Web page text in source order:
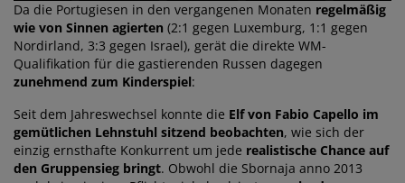
Da die Portugiesen in den vergangenen Monaten regelmäßig
wie von Sinnen agierten (2:1 gegen Luxemburg, 1:1 gegen
Nordirland, 3:3 gegen Israel), gerät die direkte WM-
Qualifikation für die gastierenden Russen dagegen
zunehmend zum Kinderspiel:
Seit dem Jahreswechsel konnte die Elf von Fabio Capello im
gemütlichen Lehnstuhl sitzend beobachten, wie sich der
einzig ernsthafte Konkurrent um jede realistische Chance auf
den Gruppensieg bringt. Obwohl die Sbornaja anno 2013